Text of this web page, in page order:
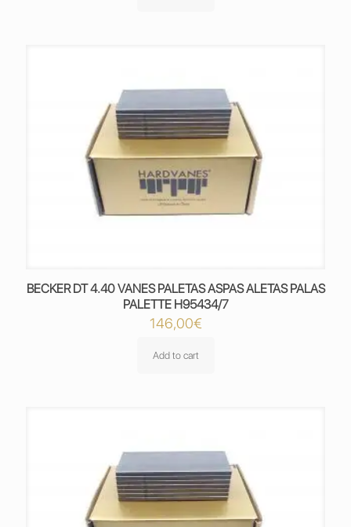
BECKER DT 4.40 VANES PALETAS ASPAS ALETAS PALAS
PALETTE H95434/7
146,00€
Add to cart